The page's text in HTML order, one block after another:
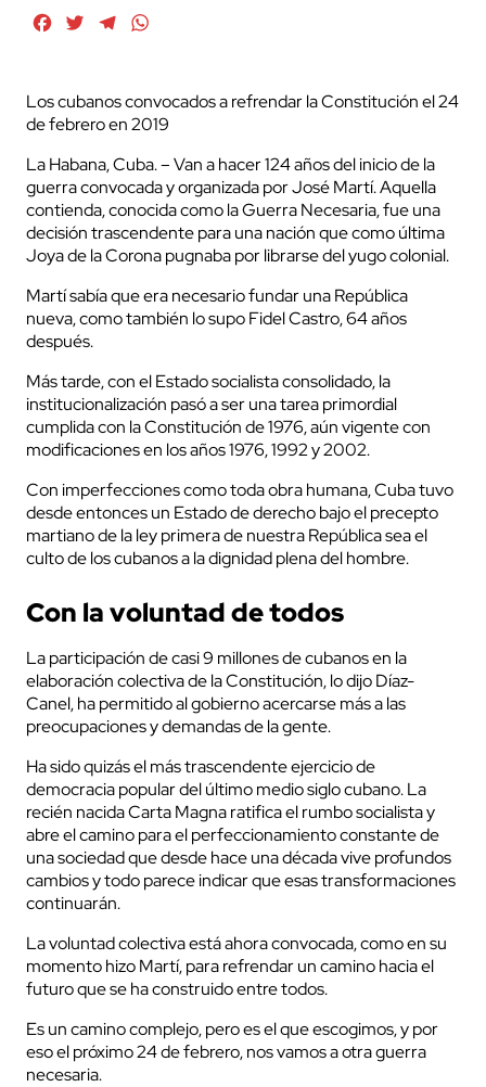
FacebookTwitterTelegram
Los cubanos convocados a refrendar la Constitución el 24
de febrero en 2019
La Habana, Cuba. – Van a hacer 124 años del inicio de la
guerra convocada y organizada por José Martí. Aquella
contienda, conocida como la Guerra Necesaria, fue una
decisión trascendente para una nación que como última
Joya de la Corona pugnaba por librarse del yugo colonial.
Martí sabía que era necesario fundar una República
nueva, como también lo supo Fidel Castro, 64 años
después.
Más tarde, con el Estado socialista consolidado, la
institucionalización pasó a ser una tarea primordial
cumplida con la Constitución de 1976, aún vigente con
modificaciones en los años 1976, 1992 y 2002.
Con imperfecciones como toda obra humana, Cuba tuvo
desde entonces un Estado de derecho bajo el precepto
martiano de la ley primera de nuestra República sea el
culto de los cubanos a la dignidad plena del hombre.
Con la voluntad de todos
La participación de casi 9 millones de cubanos en la
elaboración colectiva de la Constitución, lo dijo Díaz-
Canel, ha permitido al gobierno acercarse más a las
preocupaciones y demandas de la gente.
Ha sido quizás el más trascendente ejercicio de
democracia popular del último medio siglo cubano. La
recién nacida Carta Magna ratifica el rumbo socialista y
abre el camino para el perfeccionamiento constante de
una sociedad que desde hace una década vive profundos
cambios y todo parece indicar que esas transformaciones
continuarán.
La voluntad colectiva está ahora convocada, como en su
momento hizo Martí, para refrendar un camino hacia el
futuro que se ha construido entre todos.
Es un camino complejo, pero es el que escogimos, y por
eso el próximo 24 de febrero, nos vamos a otra guerra
necesaria.